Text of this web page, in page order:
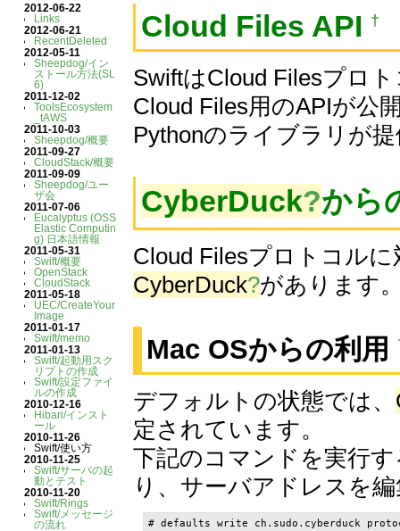
2012-06-22
Links
2012-06-21
RecentDeleted
2012-05-11
Sheepdog/イン
ストール方法(SL
6)
2011-12-02
ToolsEcosystem
_tAWS
2011-10-03
Sheepdog/概要
2011-09-27
CloudStack/概要
2011-09-09
Sheepdog/ユー
ザ会
2011-07-06
Eucalyptus (OSS
Elastic Computin
g) 日本語情報
2011-05-31
Swift/概要
OpenStack
CloudStack
2011-05-18
UEC/CreateYour
Image
2011-01-17
Swift/memo
2011-01-13
Swift/起動用スク
リプトの作成
Swift/設定ファイ
ルの作成
2010-12-16
Hibari/インスト
ール
2010-11-26
Swift/使い方
2010-11-25
Swift/サーバの起
動とテスト
2010-11-20
Swift/Rings
Swift/メッセージ
の流れ
Cloud Files API †
SwiftはCloud Filesプロ
Cloud Files用のAPIが公
Pythonのライブラリが
CyberDuck?から
Cloud Filesプロトコル
CyberDuck?があります
Mac OSからの利用
デフォルトの状態では、
定されています。
下記のコマンドを実行
り、サーバアドレスを
# defaults write ch.sudo.cyberduck